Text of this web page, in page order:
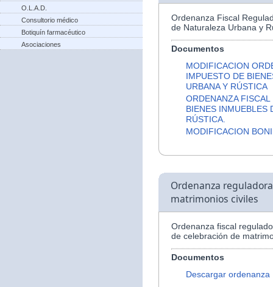
O.L.A.D.
Consultorio médico
Botiquín farmacéutico
Asociaciones
Ordenanza Fiscal
de Naturaleza Urbana y
Documentos
MODIFICACION
IMPUESTO DE
URBANA Y RÚSTICA
ORDENANZA
BIENES INMUEBLES
RÚSTICA.
MODIFICACION
Ordenanza
matrimonios civiles
Ordenanza fiscal
de celebración de
Documentos
Descargar ordenanza